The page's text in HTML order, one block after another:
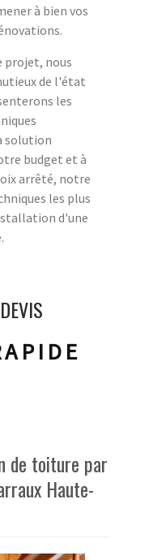
à bien vos
projet, nous
de l'état
les
solution
budget et à
arrêté, notre
les plus
d'une
de toiture par
Haute-